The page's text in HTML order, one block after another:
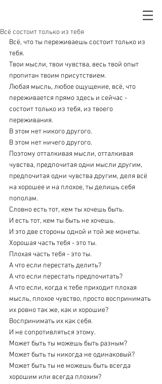
Всё состоит только из тебя
Всё, что ты переживаешь состоит только из
тебя.
Твои мысли, твои чувства, весь твой опыт
пропитан твоим присутствием.
Любая мысль, любое ощущение, всё, что
переживается прямо здесь и сейчас -
состоит только из тебя, из твоего
переживания.
В этом нет никого другого.
В этом нет ничего другого.
Поэтому отталкивая мысли, отталкивая
чувства, предпочитая одни мысли другим,
предпочитая одни чувства другим, деля всё
на хорошее и на плохое, ты делишь себя
пополам.
Словно есть тот, кем ты хочешь быть.
И есть тот, кем ты быть не хочешь.
И это две стороны одной и той же монеты.
Хорошая часть тебя - это ты.
Плохая часть тебя - это ты.
А что если перестать делить?
А что если перестать предпочитать?
А что если, когда к тебе приходит плохая
мысль, плохое чувство, просто воспринимать
их ровно так же, как и хорошие?
Воспринимать их как себя.
И не сопротивляться этому.
Может быть ты можешь быть разным?
Может быть ты никогда не одинаковый?
Может быть ты не можешь быть всегда
хорошим или всегда плохим?